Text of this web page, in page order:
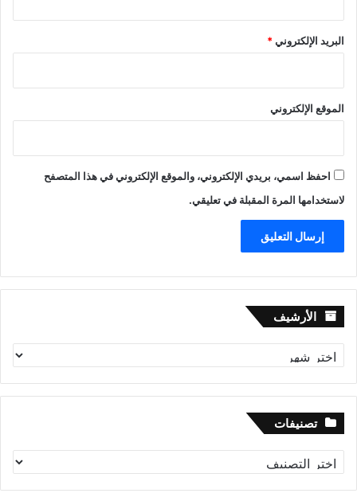
البريد الإلكتروني*
الموقع الإلكتروني
احفظ اسمي، بريدي الإلكتروني، والموقع الإلكتروني في هذا المتصفح
لاستخدامها المرة المقبلة في تعليقي.
الأرشيف الأرشيف
تصنيفات
تصنيفات